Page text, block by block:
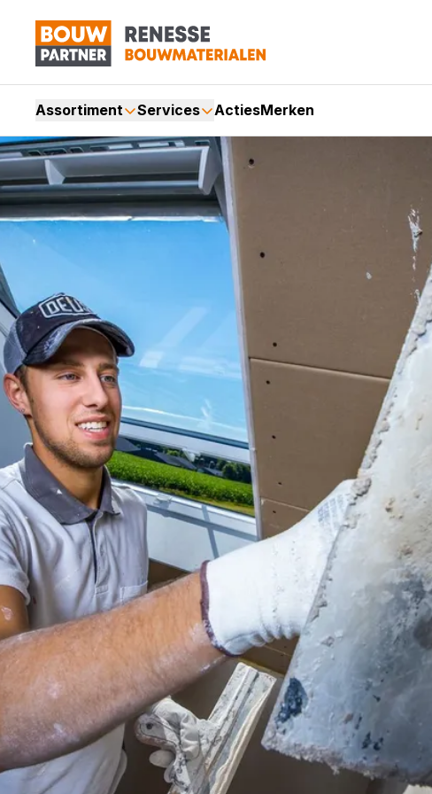
Assortiment Services ActiesMerken